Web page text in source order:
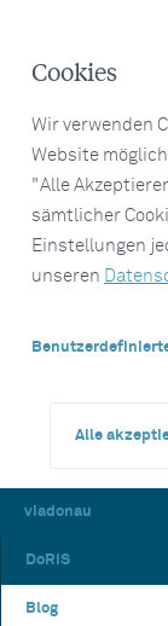
Cookies
Wir verwenden
Website
"Alle
sämtlicher
Einstellungen
unseren
Alle
viadonau
DoRIS
Blog